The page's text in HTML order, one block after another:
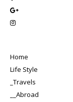
Home
Life Style
_Travels
__Abroad